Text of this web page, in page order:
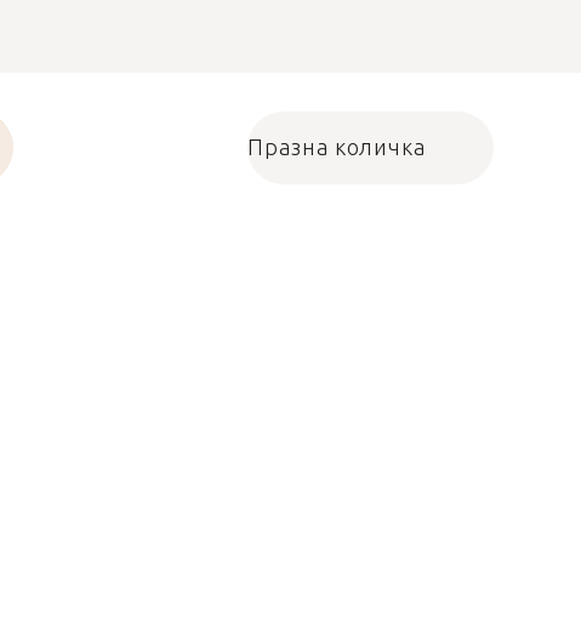
Количка за
Празна количка